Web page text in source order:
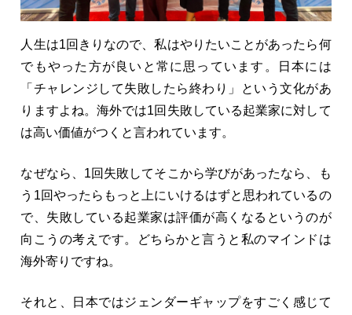
人生は1回きりなので、私はやりたいことがあったら何
でもやった方が良いと常に思っています。日本には
「チャレンジして失敗したら終わり」という文化があ
りますよね。海外では1回失敗している起業家に対して
は高い価値がつくと言われています。
なぜなら、1回失敗してそこから学びがあったなら、も
う1回やったらもっと上にいけるはずと思われているの
で、失敗している起業家は評価が高くなるというのが
向こうの考えです。どちらかと言うと私のマインドは
海外寄りですね。
それと、日本ではジェンダーギャップをすごく感じて